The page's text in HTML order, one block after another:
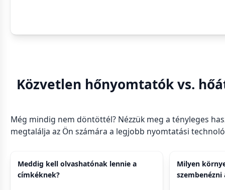
Közvetlen hőnyomtatók vs.
Még mindig nem döntöttél? Nézzük meg a tényleges
megtalálja az Ön számára a legjobb nyomtatási
Meddig kell olvashatónak lennie a
címkéknek?
Milyen
szembenézni